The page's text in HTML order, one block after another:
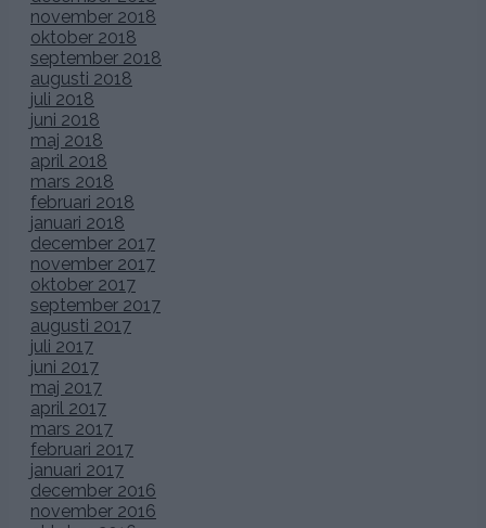
november 2018
oktober 2018
september 2018
augusti 2018
juli 2018
juni 2018
maj 2018
april 2018
mars 2018
februari 2018
januari 2018
december 2017
november 2017
oktober 2017
september 2017
augusti 2017
juli 2017
juni 2017
maj 2017
april 2017
mars 2017
februari 2017
januari 2017
december 2016
november 2016